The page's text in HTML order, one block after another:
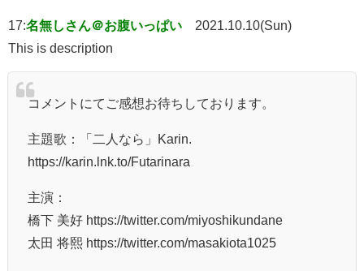
17:名無しさん＠お腹いっぱい
2021.10.10(Sun)
This is description
コメントにてご感想お待ちしております。
主題歌：「二人なら」Karin.
https://karin.lnk.to/Futarinara
主演：
橋下 美好 https://twitter.com/miyoshikundane
太田 将熙 https://twitter.com/masakiota1025